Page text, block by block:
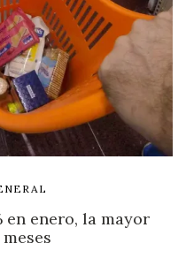
en enero, la mayor